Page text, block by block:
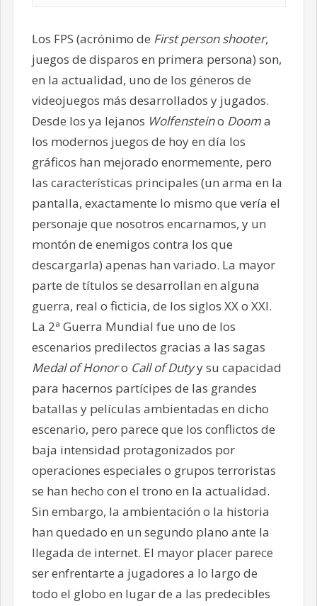
Los FPS (acrónimo de First person shooter,
juegos de disparos en primera persona) son,
en la actualidad, uno de los géneros de
videojuegos más desarrollados y jugados.
Desde los ya lejanos Wolfensteino Dooma
los modernos juegos de hoy en día los
gráficos han mejorado enormemente, pero
las características principales (un arma en la
pantalla, exactamente lo mismo que vería el
personaje que nosotros encarnamos, y un
montón de enemigos contra los que
descargarla) apenas han variado. La mayor
parte de títulos se desarrollan en alguna
guerra, real o ficticia, de los siglos XX o XXI.
La 2ª Guerra Mundial fue uno de los
escenarios predilectos gracias a las sagas
Medal of Honoro Call of Dutyy su capacidad
para hacernos partícipes de las grandes
batallas y películas ambientadas en dicho
escenario, pero parece que los conflictos de
baja intensidad protagonizados por
operaciones especiales o grupos terroristas
se han hecho con el trono en la actualidad.
Sin embargo, la ambientación o la historia
han quedado en un segundo plano ante la
llegada de internet. El mayor placer parece
ser enfrentarte a jugadores a lo largo de
todo el globo en lugar de a las predecibles